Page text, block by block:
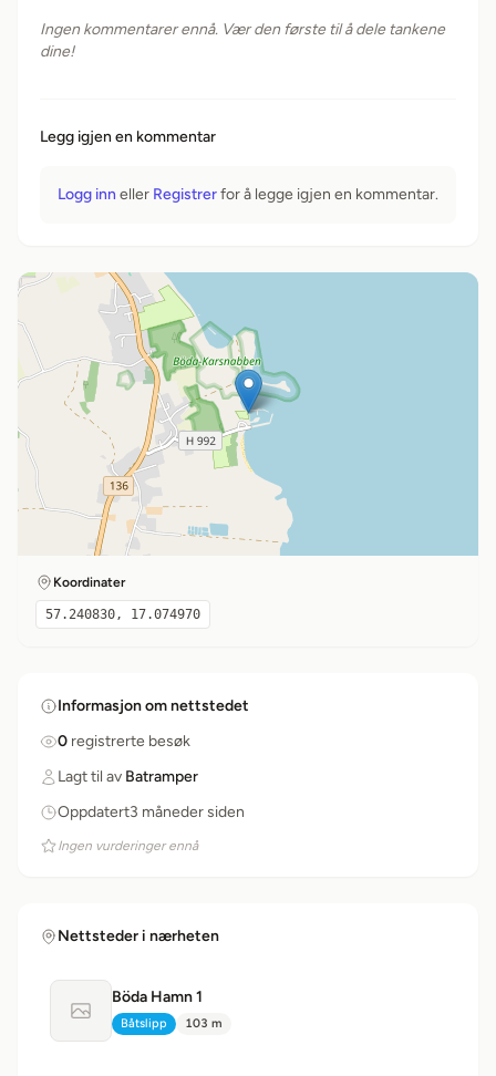
Ingen kommentarer ennå. Vær den første til å dele tankene
dine!
Legg igjen en kommentar
Logg inn eller Registrerfor å legge igjen en kommentar.
Koordinater
57.240830, 17.074970
Informasjon om nettstedet
0 registrerte besøk
Lagt til av Batramper
Oppdatert3 måneder siden
Ingen vurderinger ennå
Nettsteder i nærheten
Ingen bilde tilgjengelig
Böda Hamn 1
Type:
Båtslipp Avstand:
103 m